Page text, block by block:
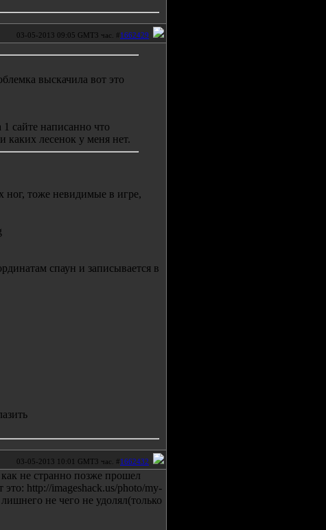
03-05-2013 09:05 GMT3 час. #1662429
выскачила вот это
1 сайте написанно что
каких лесенок у меня нет.
ног, тоже невидимые в игре,
спаун и записывается в
03-05-2013 10:01 GMT3 час. #1662432
не странно позже прошел
http://imageshack.us/photo/my-
не чего не удолял(только